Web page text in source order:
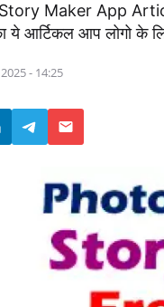
Maker App
ये आर्टिकल आप लोगो के
- 14:25